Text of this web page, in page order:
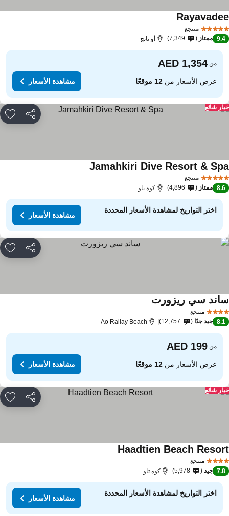
منتجع
9.4 ممتاز 7,349 أو نانج
من
عرض الأسعار من12 موقعًا مشاهدة الأسعار
مشاركة
شائع
منتجع
Jamahkiri Dive Resort &
8.6 ممتاز 4,896 كوه تاو
اختر التواريخ لمشاهدة الأسعار المحددة
مشاهدة الأسعار
مشاركة
منتجع
سي ريزورت
8.1 جيد جدًا 12,757
Ao Railay Beach
من
عرض الأسعار من12 موقعًا مشاهدة الأسعار
مشاركة
شائع
منتجع
Haadtien Beach
7.8 جيد 5,978 كوه تاو
اختر التواريخ لمشاهدة الأسعار المحددة
مشاهدة الأسعار